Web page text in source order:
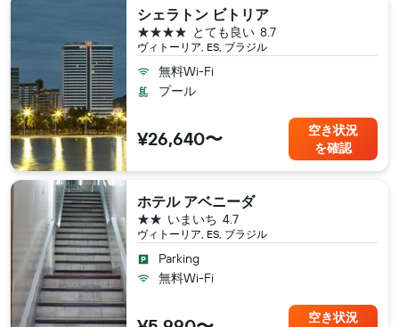
シェラトン ビトリア
ヴィトーリア, ES, ブラジル
8.7
とても良い
4つ星
無料Wi-Fi
プール
¥26,640〜
空き状況
を確認
ホテル アベニーダ
ヴィトーリア, ES, ブラジル
4.7
いまいち
2つ星
Parking
無料Wi-Fi
空き状況